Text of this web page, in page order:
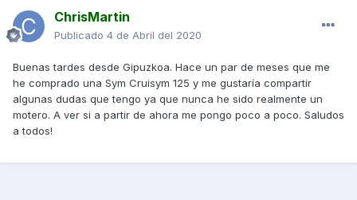
ChrisMartin
Publicado 4 de Abril del 2020
Buenas tardes desde Gipuzkoa. Hace un par de meses que me
he comprado una Sym Cruisym 125 y me gustaría compartir
algunas dudas que tengo ya que nunca he sido realmente un
motero. A ver si a partir de ahora me pongo poco a poco. Saludos
a todos!